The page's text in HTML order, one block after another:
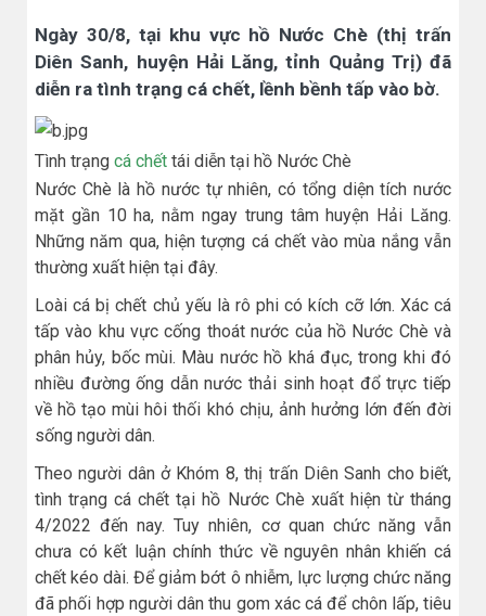
Ngày 30/8, tại khu vực hồ Nước Chè (thị trấn
Diên Sanh, huyện Hải Lăng, tỉnh Quảng Trị) đã
diễn ra tình trạng cá chết, lềnh bềnh tấp vào bờ.
Tình trạng cá chết tái diễn tại hồ Nước Chè
Nước Chè là hồ nước tự nhiên, có tổng diện tích nước
mặt gần 10 ha, nằm ngay trung tâm huyện Hải Lăng.
Những năm qua, hiện tượng cá chết vào mùa nắng vẫn
thường xuất hiện tại đây.
Loài cá bị chết chủ yếu là rô phi có kích cỡ lớn. Xác cá
tấp vào khu vực cống thoát nước của hồ Nước Chè và
phân hủy, bốc mùi. Màu nước hồ khá đục, trong khi đó
nhiều đường ống dẫn nước thải sinh hoạt đổ trực tiếp
về hồ tạo mùi hôi thối khó chịu, ảnh hưởng lớn đến đời
sống người dân.
Theo người dân ở Khóm 8, thị trấn Diên Sanh cho biết,
tình trạng cá chết tại hồ Nước Chè xuất hiện từ tháng
4/2022 đến nay. Tuy nhiên, cơ quan chức năng vẫn
chưa có kết luận chính thức về nguyên nhân khiến cá
chết kéo dài. Để giảm bớt ô nhiễm, lực lượng chức năng
đã phối hợp người dân thu gom xác cá để chôn lấp, tiêu